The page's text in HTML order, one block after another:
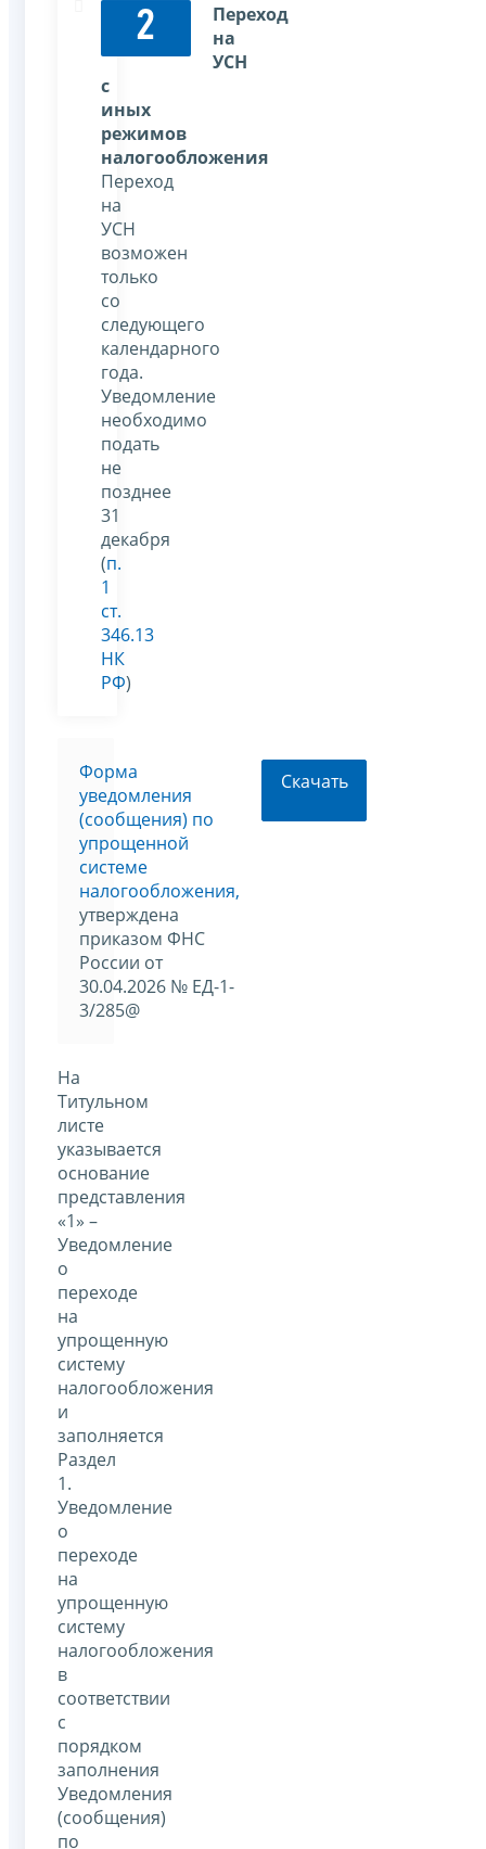
2
Переход
на
УСН
с
иных
режимов
налогообложения
Переход
на
УСН
возможен
только
со
следующего
календарного
года.
Уведомление
необходимо
подать
не
позднее
31
декабря
(п.
1
ст.
346.13
НК
РФ)
Форма
уведомления
(сообщения) по
упрощенной
системе
налогообложения,
утверждена
приказом ФНС
России от
30.04.2026 № ЕД-1-
3/285@
Скачать
На
Титульном
листе
указывается
основание
представления
«1» –
Уведомление
о
переходе
на
упрощенную
систему
налогообложения
и
заполняется
Раздел
1.
Уведомление
о
переходе
на
упрощенную
систему
налогообложения
в
соответствии
с
порядком
заполнения
Уведомления
(сообщения)
по